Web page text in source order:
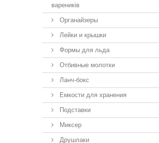
вареників
Органайзеры
Лейки и крышки
Формы для льда
Отбивные молотки
Ланч-бокс
Емкости для хранения
Подставки
Миксер
Друшлаки